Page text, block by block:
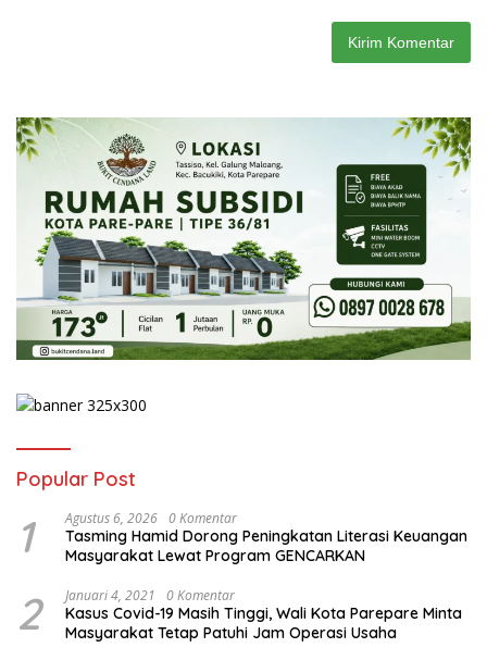
Popular Post
1 Agustus 6, 2026 0 Komentar
Tasming Hamid Dorong Peningkatan Literasi Keuangan
Masyarakat Lewat Program GENCARKAN
2 Januari 4, 2021 0 Komentar
Kasus Covid-19 Masih Tinggi, Wali Kota Parepare Minta
Masyarakat Tetap Patuhi Jam Operasi Usaha